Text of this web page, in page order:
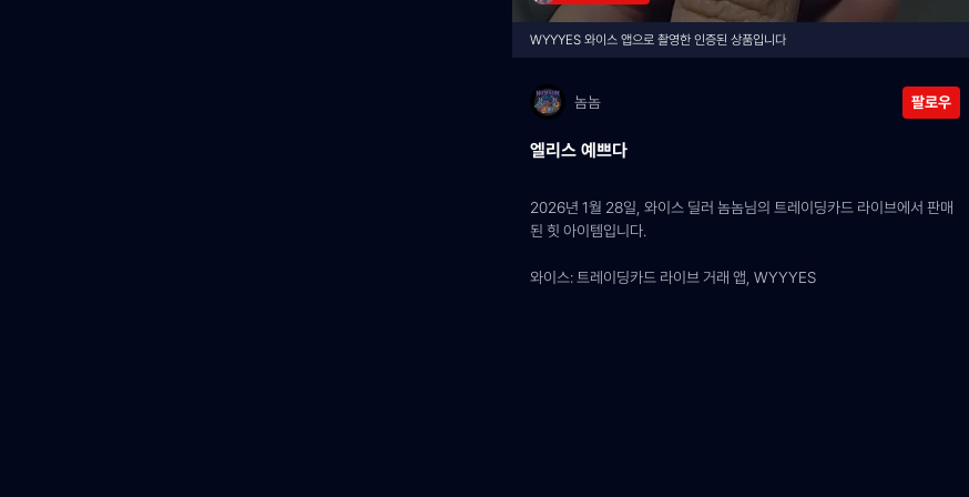
WYYYES 와이스 앱으로 촬영한 인증된 상품입니다
놈놈 팔로우
엘리스 예쁘다
2026년 1월 28일, 와이스 딜러 놈놈님의 트레이딩카드 라이브에서 판매
된 힛 아이템입니다.
와이스: 트레이딩카드 라이브 거래 앱, WYYYES